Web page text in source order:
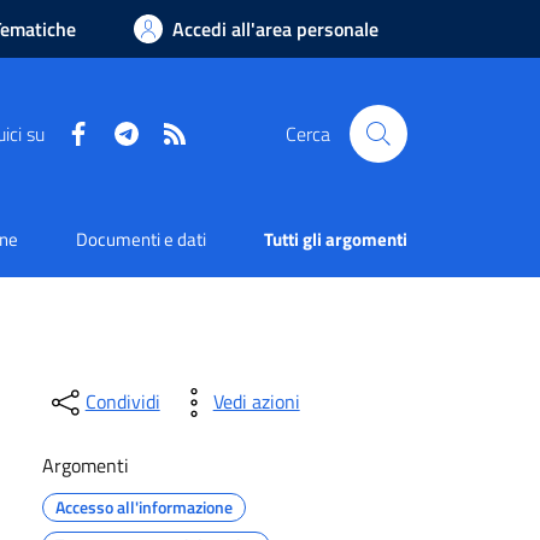
Accedi all'area personale
su FacebookTelegram Cerca
Documenti e dati Tutti gli argomenti
Condividi Vedi azioni
Argomenti
Accesso all'informazione